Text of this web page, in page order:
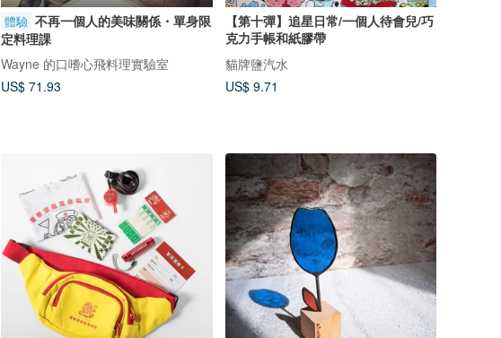
體驗 不再一個人的美味關係・單身限
定料理課
Wayne 的口嗜心飛料理實驗室
US$ 71.93
【第十彈】追星日常/一個人待會兒/巧
克力手帳和紙膠帶
貓牌鹽汽水
US$ 9.71